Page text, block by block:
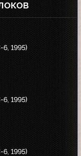
1995)
1995)
1995)